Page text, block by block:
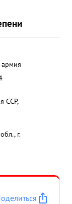
армия
ССР,
г.